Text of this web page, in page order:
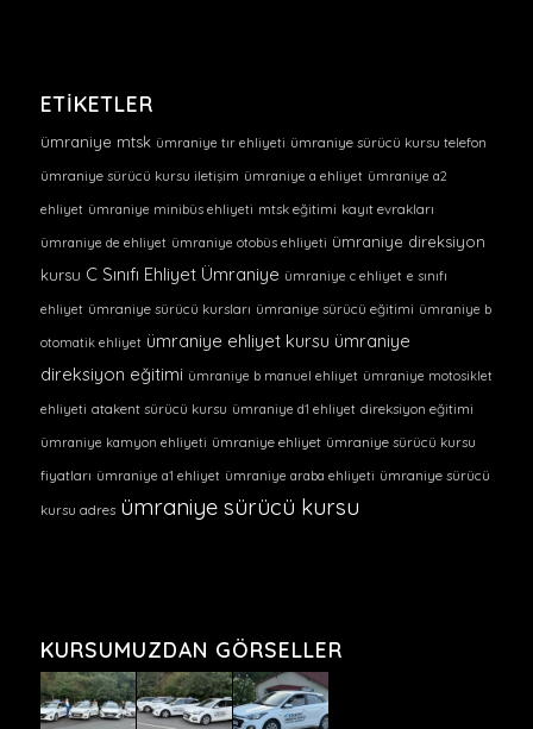
ETIKETLER
ümraniye mtsk ümraniye tır ehliyeti ümraniye sürücü kursu telefon
ümraniye sürücü kursu iletişim ümraniye a ehliyet ümraniye a2
ehliyet ümraniye minibüs ehliyeti mtsk eğitimi kayıt evrakları
ümraniye de ehliyet ümraniye otobüs ehliyeti ümraniye direksiyon
kursu C Sınıfı Ehliyet Ümraniye ümraniye c ehliyet e sınıfı
ehliyet ümraniye sürücü kursları ümraniye sürücü eğitimi ümraniye b
otomatik ehliyet ümraniye ehliyet kursu ümraniye
direksiyon eğitimi ümraniye b manuel ehliyet ümraniye motosiklet
ehliyeti atakent sürücü kursu ümraniye d1 ehliyet direksiyon eğitimi
ümraniye kamyon ehliyeti ümraniye ehliyet ümraniye sürücü kursu
fiyatları ümraniye a1 ehliyet ümraniye araba ehliyeti ümraniye sürücü
kursu adres ümraniye sürücü kursu
KURSUMUZDAN GÖRSELLER